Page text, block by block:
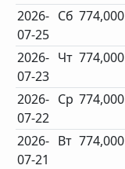
2026-
07-25
Сб 774,000
2026-
07-23
Чт 774,000
2026-
07-22
Ср 774,000
2026-
07-21
Вт 774,000